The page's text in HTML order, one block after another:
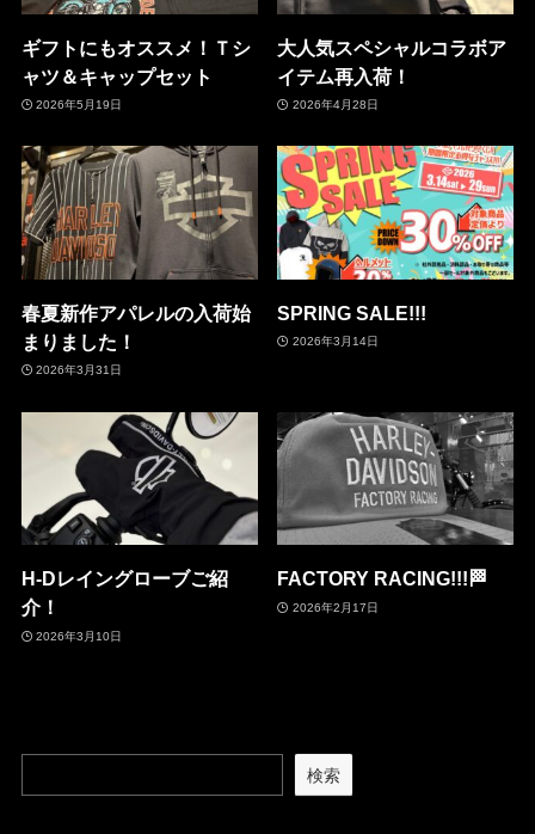
ギフトにもオススメ！Ｔシ
ャツ＆キャップセット
2026年5月19日
大人気スペシャルコラボア
イテム再入荷！
2026年4月28日
春夏新作アパレルの入荷始
まりました！
2026年3月31日
SPRING SALE!!!
2026年3月14日
H-Dレイングローブご紹
介！
2026年3月10日
FACTORY RACING!!!🏁
2026年2月17日
検索